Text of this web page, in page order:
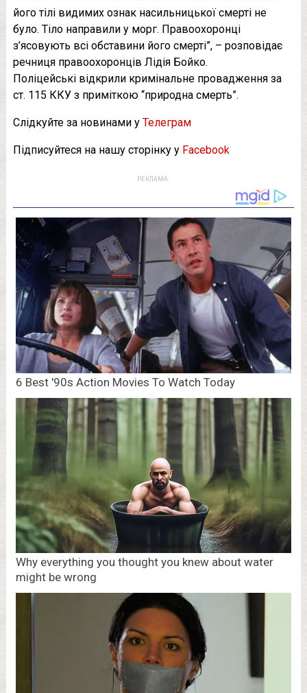
його тілі видимих ознак насильницької смерті не
було. Тіло направили у морг. Правоохоронці
з’ясовують всі обставини його смерті”, – розповідає
речниця правоохоронців Лідія Бойко.
Поліцейські відкрили кримінальне провадження за
ст. 115 ККУ з приміткою “природна смерть”.
Слідкуйте за новинами у Телеграм
Підписуйтеся на нашу сторінку у Facebook
РЕКЛАМА: